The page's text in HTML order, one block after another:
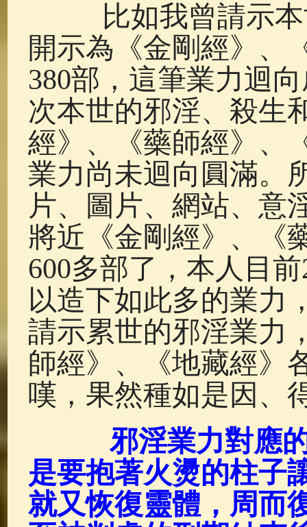
比如我曾請示本
開示為《金剛經》、
380部，這筆業力迴
次本世的邪淫、殺生
經》、《藥師經》、
業力尚未迴向圓滿。
片、圖片、網站、意
將近《金剛經》、《
600多部了，本人目
以造下如此多的業力
請示累世的邪淫業力
師經》、《地藏經》
嘆，果然種如是因、
邪淫業力對應
是要抱著火燙的柱子
就又恢復靈體，周而